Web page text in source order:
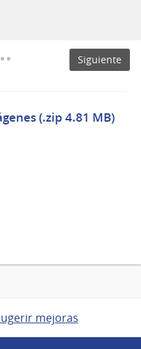
Siguiente
(.zip 4.81 MB)
mejoras